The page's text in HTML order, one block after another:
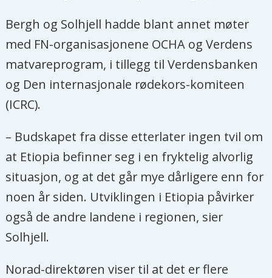
Bergh og Solhjell hadde blant annet møter
med FN-organisasjonene OCHA og Verdens
matvareprogram, i tillegg til Verdensbanken
og Den internasjonale rødekors-komiteen
(ICRC).
– Budskapet fra disse etterlater ingen tvil om
at Etiopia befinner seg i en fryktelig alvorlig
situasjon, og at det går mye dårligere enn for
noen år siden. Utviklingen i Etiopia påvirker
også de andre landene i regionen, sier
Solhjell.
Norad-direktøren viser til at det er flere